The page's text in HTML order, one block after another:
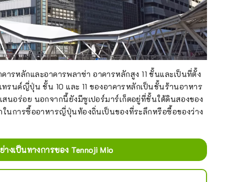
ารหลักและอาคารพลาซ่า อาคารหลักสูง 11 ชั้นและเป็นที่ตั้ง
รนด์ญี่ปุ่น ชั้น 10 และ 11 ของอาคารหลักเป็นชั้นร้านอาหาร
อร่อย นอกจากนี้ยังมีซูเปอร์มาร์เก็ตอยู่ที่ชั้นใต้ดินสองของ
นการซื้ออาหารญี่ปุ่นท้องถิ่นเป็นของที่ระลึกหรือซื้อของว่าง
างเป็นทางการของ Tennoji Mio